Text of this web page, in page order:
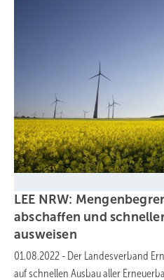
LEE NRW:
abschaffen und
ausweisen
01.08.2022 - Der Landesverband
auf schnellen Ausbau aller